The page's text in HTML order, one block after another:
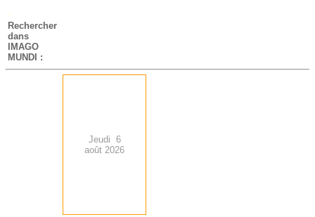
-
Rechercher
dans
IMAGO
MUNDI :
Jeudi 6
août 2026